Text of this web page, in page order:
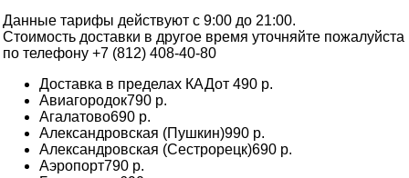
Данные тарифы действуют с 9:00 до 21:00.
Стоимость доставки в другое время уточняйте пожалуйста
по телефону +7 (812) 408-40-80
Доставка в пределах КАДот 490 р.
Авиагородок790 р.
Агалатово690 р.
Александровская (Пушкин)990 р.
Александровская (Сестрорецк)690 р.
Аэропорт790 р.